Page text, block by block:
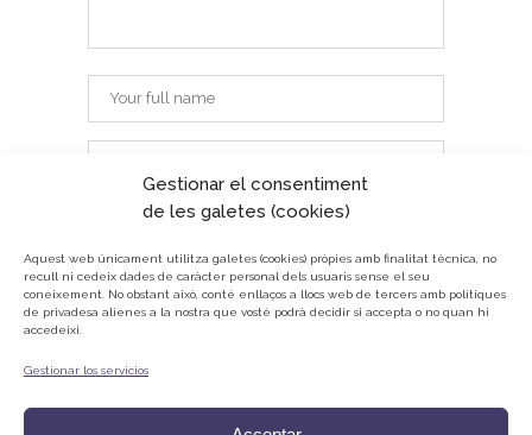
Gestionar el consentiment
de les galetes (cookies)
Aquest web únicament utilitza galetes (cookies) pròpies amb finalitat tècnica, no
recull ni cedeix dades de caràcter personal dels usuaris sense el seu
coneixement.
No obstant això, conté enllaços a llocs web de tercers amb polítiques
de privadesa alienes a la nostra que vostè podrà decidir si accepta o no quan hi
accedeixi.
Gestionar los servicios